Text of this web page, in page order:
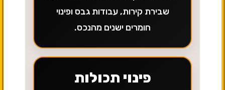
שבירת קירות, עבודות גבס ופינוי
חומרים ישנים מהנכס.
פינוי תכולות